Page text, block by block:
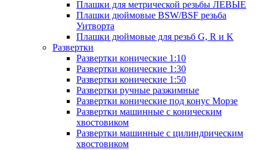
Плашки для метрической резьбы ЛЕВЫЕ
Плашки дюймовые BSW/BSF резьба
Уитворта
Плашки дюймовые для резьб G, R и K
Развертки
Развертки конические 1:10
Развертки конические 1:30
Развертки конические 1:50
Развертки ручные разжимные
Развертки конические под конус Морзе
Развертки машинные с коническим
хвостовиком
Развертки машинные с цилиндрическим
хвостовиком